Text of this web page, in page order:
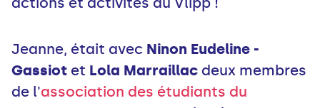
Jeanne, était avec Ninon Eudeline -
Gassiot et Lola Marraillac deux membres
de l'association des étudiants du